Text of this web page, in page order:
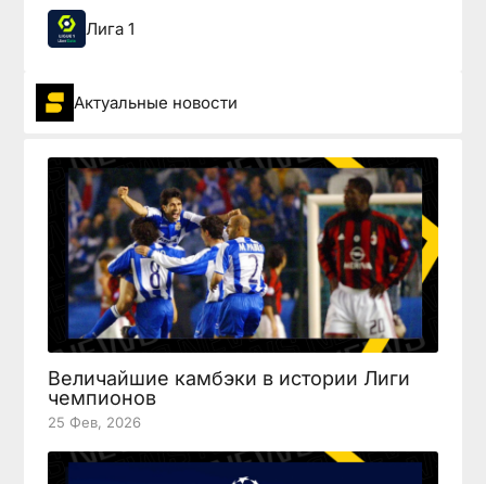
Лига 1
Актуальные новости
Величайшие камбэки в истории Лиги
чемпионов
25 Фев, 2026